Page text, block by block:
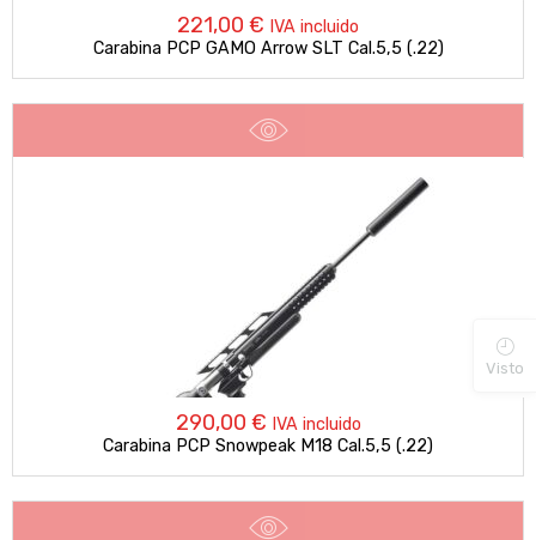
221,00 € IVA incluido
Carabina PCP GAMO Arrow SLT Cal.5,5 (.22)
290,00 € IVA incluido
Carabina PCP Snowpeak M18 Cal.5,5 (.22)
Visto